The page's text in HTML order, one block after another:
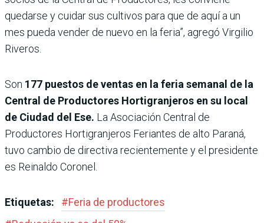
quedarse y cuidar sus cultivos para que de aquí a un
mes pueda vender de nuevo en la feria”, agregó Virgilio
Riveros.
Son 177 puestos de ventas en la feria semanal de la
Central de Productores Hortigranjeros en su local
de Ciudad del Ese. La Asociación Central de
Productores Hortigranjeros Feriantes de alto Paraná,
tuvo cambio de directiva recientemente y el presidente
es Reinaldo Coronel.
Etiquetas: #Feria de productores